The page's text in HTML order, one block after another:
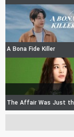
A Bona Fide Killer
The Affair Was Just